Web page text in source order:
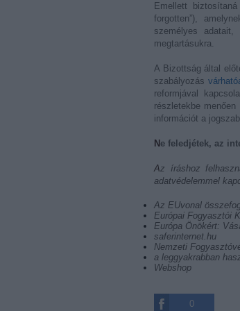
Emellett
forgotten”),
személyes
megtartásukra.
A Bizottság által
szabályozás
reformjával
részletekbe
információt a
Ne feledjétek, az
Az íráshoz felhasznált források, amely oldalakon további hasznos információ olvasható az internetes
adatvédelemmel
Az EUvonal
Európai Fogyasztói
Európa Önökért:
saferinternet.hu
Nemzeti
a leggyakrabban
Webshop
0